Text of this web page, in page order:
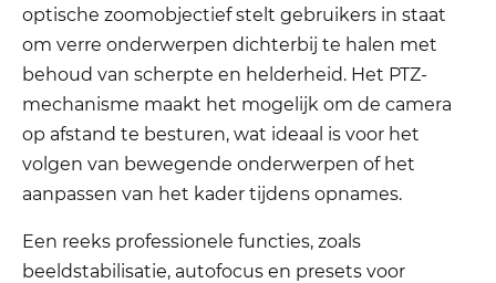
optische zoomobjectief stelt gebruikers in staat
om verre onderwerpen dichterbij te halen met
behoud van scherpte en helderheid. Het PTZ-
mechanisme maakt het mogelijk om de camera
op afstand te besturen, wat ideaal is voor het
volgen van bewegende onderwerpen of het
aanpassen van het kader tijdens opnames.
Een reeks professionele functies, zoals
beeldstabilisatie, autofocus en presets voor